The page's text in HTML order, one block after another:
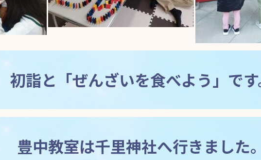
初詣と「ぜんざいを食べよう」です
豊中教室は千里神社へ行きました。